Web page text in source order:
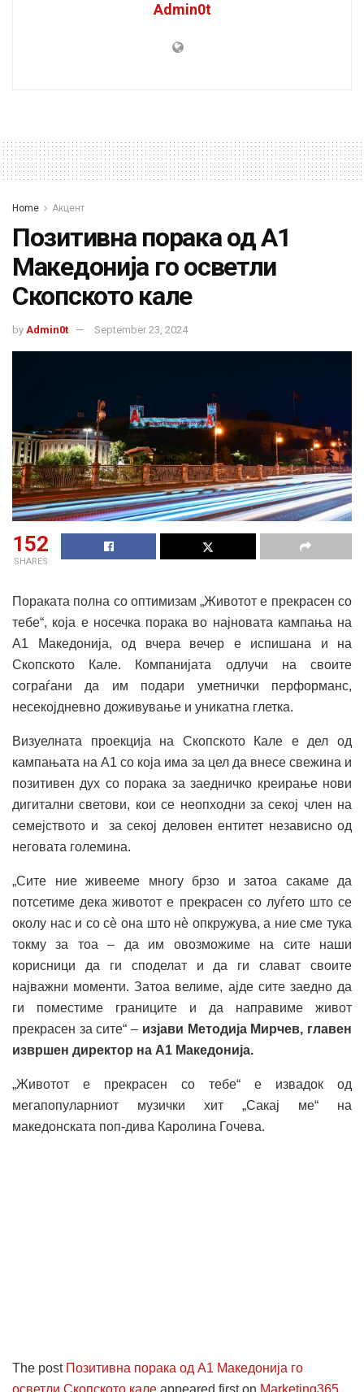
Admin0t
Home Акцент
Позитивна порака од А1
Македонија го осветли
Скопското кале
by Admin0t September 23, 2024
152
SHARES
Пораката полна со оптимизам „Животот е прекрасен со
тебе“, која е носечка порака во најновата кампања на
А1 Македонија, од вчера вечер е испишана и на
Скопското Кале. Компанијата одлучи на своите
сограѓани да им подари уметнички перформанс,
несекојдневно доживување и уникатна глетка.
Визуелната проекција на Скопското Кале е дел од
кампањата на А1 со која има за цел да внесе свежина и
позитивен дух со порака за заедничко креирање нови
дигитални светови, кои се неопходни за секој член на
семејството и за секој деловен ентитет независно од
неговата големина.
„Сите ние живееме многу брзо и затоа сакаме да
потсетиме дека животот е прекрасен со луѓето што се
околу нас и со сè она што нè опкружува, а ние сме тука
токму за тоа – да им овозможиме на сите наши
корисници да ги споделат и да ги слават своите
најважни моменти. Затоа велиме, ајде сите заедно да
ги поместиме границите и да направиме живот
прекрасен за сите“ – изјави Методија Мирчев, главен
извршен директор на А1 Македонија.
„Животот е прекрасен со тебе“ е извадок од
мегапопуларниот музички хит „Сакај ме“ на
македонската поп-дива Каролина Гочева.
The post Позитивна порака од А1 Македонија го
осветли Скопското кале appeared first on Marketing365